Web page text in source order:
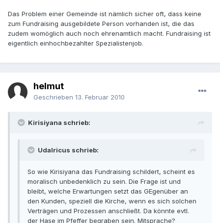
Das Problem einer Gemeinde ist nämlich sicher oft, dass keine
zum Fundraising ausgebildete Person vorhanden ist, die das
zudem womöglich auch noch ehrenamtlich macht. Fundraising ist
eigentlich einhochbezahlter Spezialistenjob.
helmut
Geschrieben 13. Februar 2010
Kirisiyana schrieb:
Udalricus schrieb:
So wie Kirisiyana das Fundraising schildert, scheint es
moralisch unbedenklich zu sein. Die Frage ist und
bleibt, welche Erwartungen setzt das GEgenüber an
den Kunden, speziell die Kirche, wenn es sich solchen
Verträgen und Prozessen anschließt. Da könnte evtl.
der Hase im Pfeffer begraben sein. Mitsprache?